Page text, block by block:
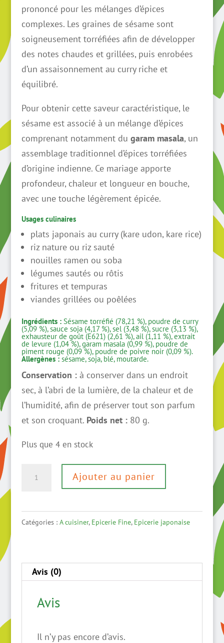
prononcé pour les mélanges d’épices
complexes. Les graines de sésame sont
soigneusement torréfiées afin de développer
des notes chaudes et grillées, puis enrobées
d’un assaisonnement au curry riche et
équilibré.
Pour obtenir cette saveur caractéristique, le
sésame est associé à un mélange d’épices
comprenant notamment du garam masala, un
assemblage traditionnel d’épices torréfiées
d’origine indienne. Ce mariage apporte
profondeur, chaleur et longueur en bouche,
avec une touche légèrement épicée.
Usages culinaires
plats japonais au curry (kare udon, kare rice)
riz nature ou riz sauté
nouilles ramen ou soba
légumes sautés ou rôtis
fritures et tempuras
viandes grillées ou poêlées
Ingrédients :Sésame torréfié (78,21 %), poudre de curry
(5,09 %), sauce soja (4,17 %), sel (3,48 %), sucre (3,13 %),
exhausteur de goût (E621) (2,61 %), ail (1,11 %), extrait
de levure (1,04 %), garam masala (0,99 %), poudre de
piment rouge (0,09 %), poudre de poivre noir (0,09 %).
Allergènes :sésame, soja, blé, moutarde.
Conservation :à conserver dans un endroit
sec, à l’abri de la lumière, de la chaleur et de
l’humidité, afin de préserver tout son parfum
et son croquant. Poids net :80 g.
Plus que 4 en stock
Ajouter au panier
Catégories : A cuisiner, Epicerie Fine, Epicerie japonaise
Avis (0)
Avis
Il n’y pas encore d’avis.